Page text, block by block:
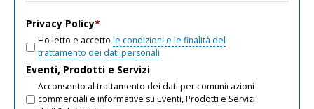
Privacy Policy*
Ho letto e accetto le condizioni e le finalità del
trattamento dei dati personali
Eventi, Prodotti e Servizi
Acconsento al trattamento dei dati per comunicazioni
commerciali e informative su Eventi, Prodotti e Servizi